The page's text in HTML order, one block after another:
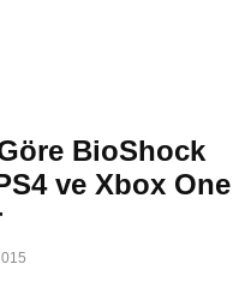
BioShock
ve Xbox One